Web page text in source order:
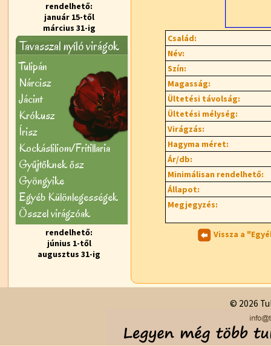
rendelhető:
január 15-től
március 31-ig
Tavasszal nyíló virágok
Tulipán
Nárcisz
Jácint
Krókusz
Írisz
Kockásliliom/Fritillaria
Gyűjtőknek ősz
Gyöngyike
Egyéb Különlegességek
Õsszel virágzóak
rendelhető:
június 1-től
augusztus 31-ig
Család:
Név:
Szín:
Magasság:
Ültetési távolság:
Ültetési mélység:
Virágzás:
Hagyma méret:
Ár/db:
Minimálisan rendelhető:
Állapot:
Megjegyzés:
Vissza a
© 2026